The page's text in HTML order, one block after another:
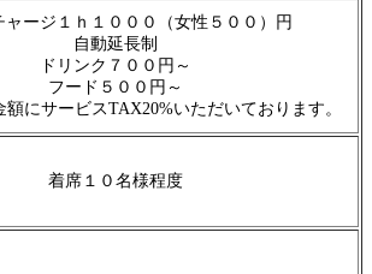
ャージ１ｈ１０００（女性５００）円
自動延長制
ドリンク７００円～
フード５００円～
額にサービスTAX20%いただいております。
着席１０名様程度